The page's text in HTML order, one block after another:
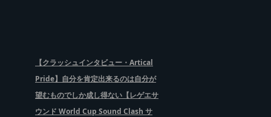
【クラッシュインタビュー・Artical
Pride】自分を肯定出来るのは自分が
望むものでしか成し得ない【レゲエサ
ウンド World Cup Sound Clash サ